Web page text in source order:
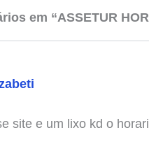
em “ASSETUR
site e um lixo kd o